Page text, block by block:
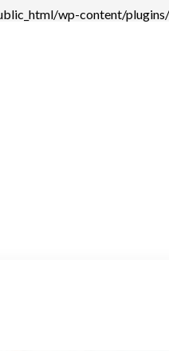
wp-content/